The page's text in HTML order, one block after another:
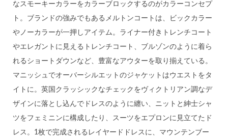
なスモーキーカラーをカラーブロックするのがカラーコンセプ
ト。ブランドの強みでもあるメルトンコートは、ビックカラー
やノーカラーが一押しアイテム。ライナー付きトレンチコート
やエレガントに見えるトレンチコート、ブルゾンのように着ら
れるショートダウンなど、豊富なアウターを取り揃えている。
マニッシュでオーバーシルエットのジャケットはウエストをタ
イトに。英国クラッシックなチェックをヴィクトリアン調なデ
ザインに落とし込んでドレスのように纏い、ニットと紳士シャ
ツをフェミニンに構成したり、スーツをエプロンに見立てたド
レス。1枚で完成されるレイヤードドレスに、マウンテンブー